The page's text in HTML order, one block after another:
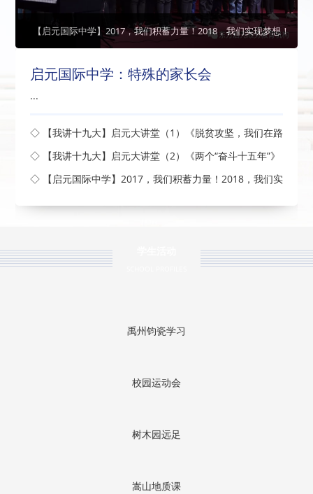
【启元国际中学】2017，我们积蓄力量！2018，我们实现梦想！
启元国际中学：特殊的家长会
...
◇ 【我讲十九大】启元大讲堂（1）《脱贫攻坚，我们在路
上》开讲了
◇ 【我讲十九大】启元大讲堂（2）《两个“奋斗十五年”》
◇ 【启元国际中学】2017，我们积蓄力量！2018，我们实
禹州钧瓷学习
校园运动会
树木园远足
嵩山地质课